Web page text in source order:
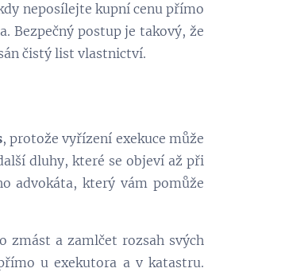
neposílejte kupní cenu přímo
Bezpečný postup je takový, že
čistý list vlastnictví.
, protože vyřízení exekuce může
dluhy, které se objeví až při
advokáta, který vám pomůže
zmást a zamlčet rozsah svých
u exekutora a v katastru.